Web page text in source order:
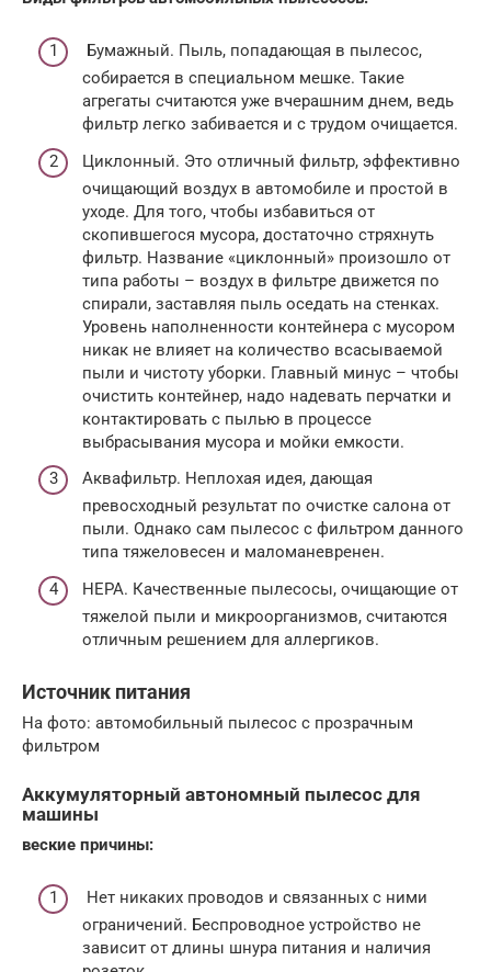
Бумажный. Пыль, попадающая в пылесос,
собирается в специальном мешке. Такие
агрегаты считаются уже вчерашним днем, ведь
фильтр легко забивается и с трудом очищается.
Циклонный. Это отличный фильтр, эффективно
очищающий воздух в автомобиле и простой в
уходе. Для того, чтобы избавиться от
скопившегося мусора, достаточно стряхнуть
фильтр. Название «циклонный» произошло от
типа работы – воздух в фильтре движется по
спирали, заставляя пыль оседать на стенках.
Уровень наполненности контейнера с мусором
никак не влияет на количество всасываемой
пыли и чистоту уборки. Главный минус – чтобы
очистить контейнер, надо надевать перчатки и
контактировать с пылью в процессе
выбрасывания мусора и мойки емкости.
Аквафильтр. Неплохая идея, дающая
превосходный результат по очистке салона от
пыли. Однако сам пылесос с фильтром данного
типа тяжеловесен и маломаневренен.
НЕРА. Качественные пылесосы, очищающие от
тяжелой пыли и микроорганизмов, считаются
отличным решением для аллергиков.
Источник питания
На фото: автомобильный пылесос с прозрачным
фильтром
Аккумуляторный автономный пылесос для
машины
веские причины:
Нет никаких проводов и связанных с ними
ограничений. Беспроводное устройство не
зависит от длины шнура питания и наличия